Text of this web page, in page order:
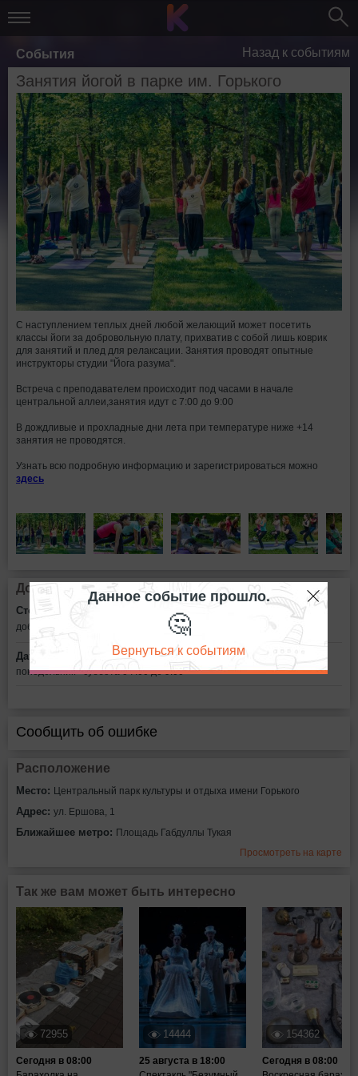
События Назад к событиям
Занятия йогой в парке им. Горького
С наступлением теплых дней любой желающий может посетить
классы йоги за добровольную плату, прихватив с собой лишь коврик
для занятий и плед для релаксации. Занятия проводят опытные
инструкторы студии "Йога разума".
Встреча с преподавателем происходит под часами в начале
центральной аллеи,занятия идут с 7:00 до 9:00
В дождливые и прохладные дни лета при температуре ниже +14
занятия не проводятся.
Узнать всю подробную информацию и зарегистрироваться можно
здесь
Дополнительная информация
Стоимость билетов:
добровольный взнос
Дата:
понедельник - суббота с 7:00 до 9:00
Сообщить об ошибке
Расположение
Место: Центральный парк культуры и отдыха имени Горького
Адрес: ул. Ершова, 1
Ближайшее метро: Площадь Габдуллы Тукая
Просмотреть на карте
Так же вам может быть интересно
72955
Сегодня в 08:00
14444
25 августа в 18:00
154362
Сегодня в 08:00
Данное событие прошло.
🤔
Вернуться к событиям